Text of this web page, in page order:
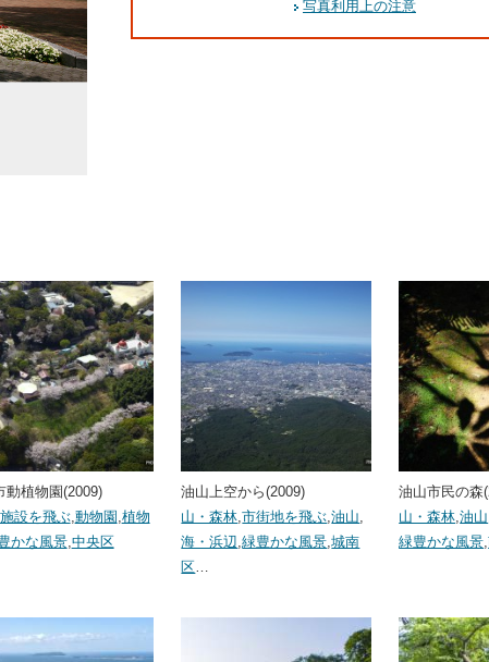
写真利用上の注意
動植物園(2009)
設を飛ぶ, 動物園 植物
かな風景, 中央区
油山上空から(2009)
山・森林 ,市街地を飛ぶ ,油山
海・浜辺 ,緑豊かな風景 ,城南
区
油山市民の森
山・森林 ,油山
緑豊かな風景 ,